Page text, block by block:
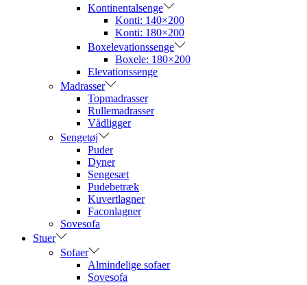
Kontinentalsenge
Konti: 140×200
Konti: 180×200
Boxelevationssenge
Boxele: 180×200
Elevationssenge
Madrasser
Topmadrasser
Rullemadrasser
Vådligger
Sengetøj
Puder
Dyner
Sengesæt
Pudebetræk
Kuvertlagner
Faconlagner
Sovesofa
Stuer
Sofaer
Almindelige sofaer
Sovesofa